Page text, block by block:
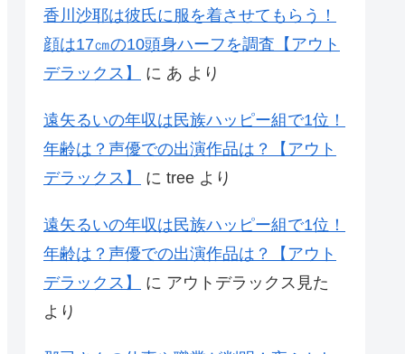
香川沙耶は彼氏に服を着させてもらう！
顔は17㎝の10頭身ハーフを調査【アウト
デラックス】
に あ より
遠矢るいの年収は民族ハッピー組で1位！
年齢は？声優での出演作品は？【アウト
デラックス】
に tree より
遠矢るいの年収は民族ハッピー組で1位！
年齢は？声優での出演作品は？【アウト
デラックス】
に アウトデラックス見た
より